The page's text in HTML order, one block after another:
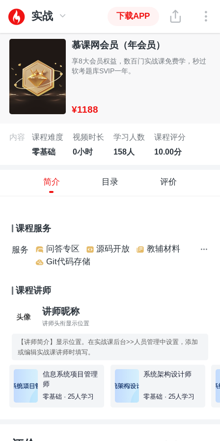
实战 下载APP
慕课网会员（年会员）
享8大会员权益，数百门实战课免费学，秒过
软考题库SVIP一年。
¥1188
内容
课程难度
零基础
视频时长
0小时
学习人数
158人
课程评分
10.00分
简介 目录 评价
课程服务
服务 问答专区 源码开放
教辅材料
Git代码存储
课程讲师
讲师昵称
讲师头衔显示位置
【讲师简介】显示位置。在实战课后台>>人员管理中设置，添加
或编辑实战课讲师时填写。
信息系统项目管理
师
零基础 · 25人学习
系统架构设计师
零基础 · 25人学习